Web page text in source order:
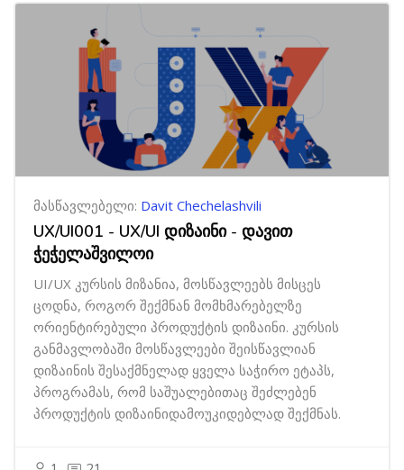
მასწავლებელი: Davit Chechelashvili
UX/UI001 - UX/UI დიზაინი - დავით
ჭეჭელაშვილოი
UI/UX კურსის მიზანია, მოსწავლეებს მისცეს
ცოდნა, როგორ შექმნან მომხმარებელზე
ორიენტირებული პროდუქტის დიზაინი. კურსის
განმავლობაში მოსწავლეები შეისწავლიან
დიზაინის შესაქმნელად ყველა საჭირო ეტაპს,
პროგრამას, რომ საშუალებითაც შეძლებენ
პროდუქტის დიზაინიდამოუკიდებლად შექმნას.